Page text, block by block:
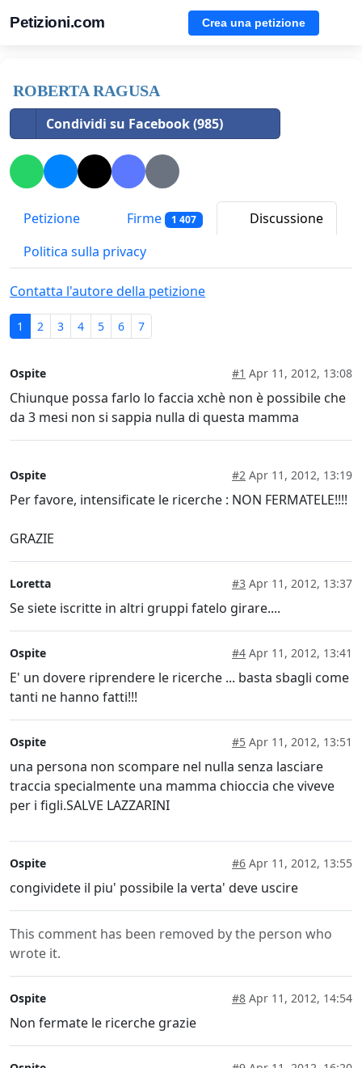
Petizioni.com Crea una petizione
ROBERTA RAGUSA
Condividi su Facebook (985)
Petizione Firme 1 407
Discussione
Politica sulla privacy
Contatta l'autore della petizione
1 2 3 4 5 6 7
Ospite #1 Apr 11, 2012, 13:08
Chiunque possa farlo lo faccia xchè non è possibile che
da 3 mesi non si sappia nulla di questa mamma
Ospite #2 Apr 11, 2012, 13:19
Per favore, intensificate le ricerche : NON FERMATELE!!!!
GRAZIE
Loretta #3 Apr 11, 2012, 13:37
Se siete iscritte in altri gruppi fatelo girare....
Ospite #4 Apr 11, 2012, 13:41
E' un dovere riprendere le ricerche ... basta sbagli come
tanti ne hanno fatti!!!
Ospite #5 Apr 11, 2012, 13:51
una persona non scompare nel nulla senza lasciare
traccia specialmente una mamma chioccia che viveve
per i figli.SALVE LAZZARINI
Ospite #6 Apr 11, 2012, 13:55
congividete il piu' possibile la verta' deve uscire
This comment has been removed by the person who
wrote it.
Ospite #8 Apr 11, 2012, 14:54
Non fermate le ricerche grazie